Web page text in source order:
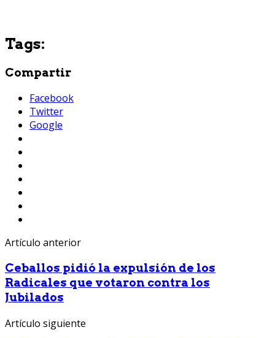
Tags:
Compartir
Facebook
Twitter
Google
Artículo anterior
Ceballos pidió la expulsión de los
Radicales que votaron contra los
Jubilados
Artículo siguiente